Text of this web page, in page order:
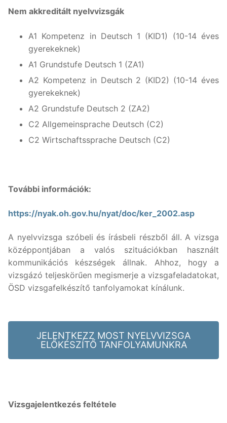
Nem akkreditált nyelvvizsgák
A1 Kompetenz in Deutsch 1 (KID1) (10-14 éves
gyerekeknek)
A1 Grundstufe Deutsch 1 (ZA1)
A2 Kompetenz in Deutsch 2 (KID2) (10-14 éves
gyerekeknek)
A2 Grundstufe Deutsch 2 (ZA2)
C2 Allgemeinsprache Deutsch (C2)
C2 Wirtschaftssprache Deutsch (C2)
További információk:
https://nyak.oh.gov.hu/nyat/doc/ker_2002.asp
A nyelvvizsga szóbeli és írásbeli részből áll. A vizsga
középpontjában a valós szituációkban használt
kommunikációs készségek állnak. Ahhoz, hogy a
vizsgázó teljeskörűen megismerje a vizsgafeladatokat,
ÖSD vizsgafelkészítő tanfolyamokat kínálunk.
JELENTKEZZ MOST NYELVVIZSGA
ELŐKÉSZÍTŐ TANFOLYAMUNKRA
Vizsgajelentkezés feltétele